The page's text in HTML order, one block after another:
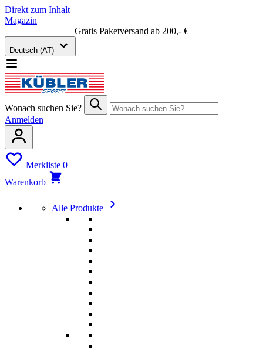
Direkt zum Inhalt
Magazin
Gratis Paketversand ab 200,- €
Deutsch (AT)
Wonach suchen Sie?
Anmelden
Merkliste 0
Warenkorb
Alle Produkte